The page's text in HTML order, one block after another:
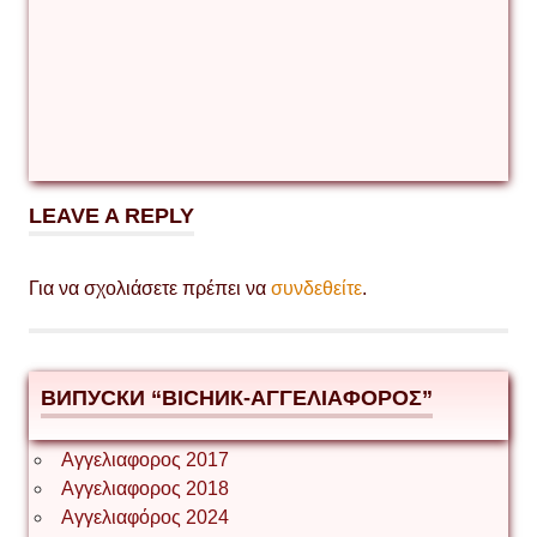
LEAVE A REPLY
Για να σχολιάσετε πρέπει να συνδεθείτε.
ВИПУСКИ “ВІСНИК-ΑΓΓΕΛΙΑΦΟΡΟΣ”
Αγγελιαφορος 2017
Αγγελιαφορος 2018
Αγγελιαφόρος 2024